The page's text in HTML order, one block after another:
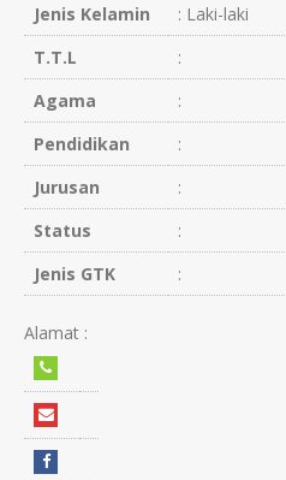
Jenis Kelamin
: Laki-laki
T.T.L
:
Agama
:
Pendidikan
:
Jurusan
:
Status
:
Jenis GTK
:
Alamat :